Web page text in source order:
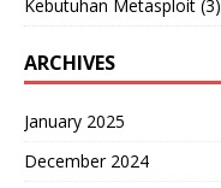
Kebutuhan Metasploit (3)
ARCHIVES
January 2025
December 2024